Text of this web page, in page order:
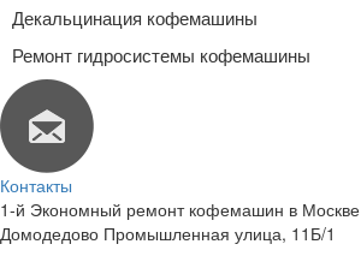
Декальцинация кофемашины
Ремонт гидросистемы кофемашины
Контакты
1-й Экономный ремонт кофемашин в Москве
Домодедово Промышленная улица, 11Б/1